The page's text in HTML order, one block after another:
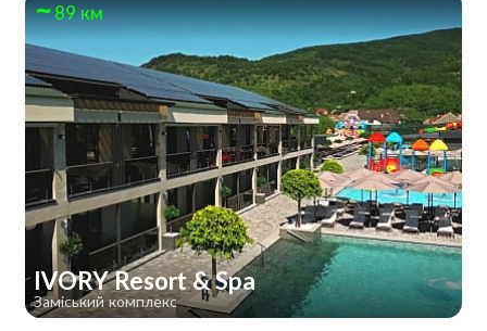
89 км
IVORY Resort & Spa
Заміський комплекс